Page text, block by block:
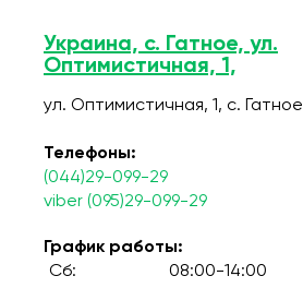
Украина, с. Гатное, ул.
Оптимистичная, 1,
ул. Оптимистичная, 1, c. Гатное
Телефоны:
(044)29-099-29
viber (095)29-099-29
График работы:
Сб:
08:00-14:00